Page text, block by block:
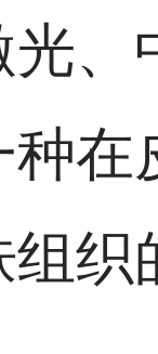
、
在
织